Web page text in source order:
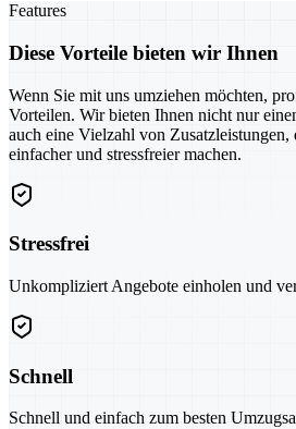
Features
Diese Vorteile bieten wir Ihnen
Wenn Sie mit uns umziehen möchten,
Vorteilen. Wir bieten Ihnen nicht nur
auch eine Vielzahl von
einfacher und stressfreier machen.
Stressfrei
Unkompliziert Angebote einholen und
Schnell
Schnell und einfach zum besten